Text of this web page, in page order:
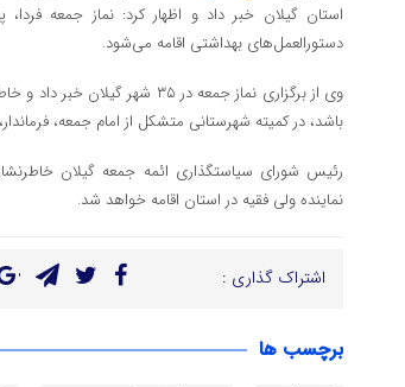
استان گیلان خبر داد و اظهار کرد: نماز جمعه
دستورالعمل‌های بهداشتی اقامه می‌شود.
وی از برگزاری نماز جمعه در
باشد، در کمیته شهرستانی متشکل از امام جمعه،
رئیس شورای سیاستگذاری ائمه جمعه گیلان
نماینده ولی فقیه در استان اقامه خواهد شد.
اشتراک گذاری :
برچسب ها